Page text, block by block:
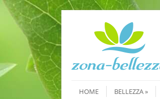
Menu
HOME BELLEZZA